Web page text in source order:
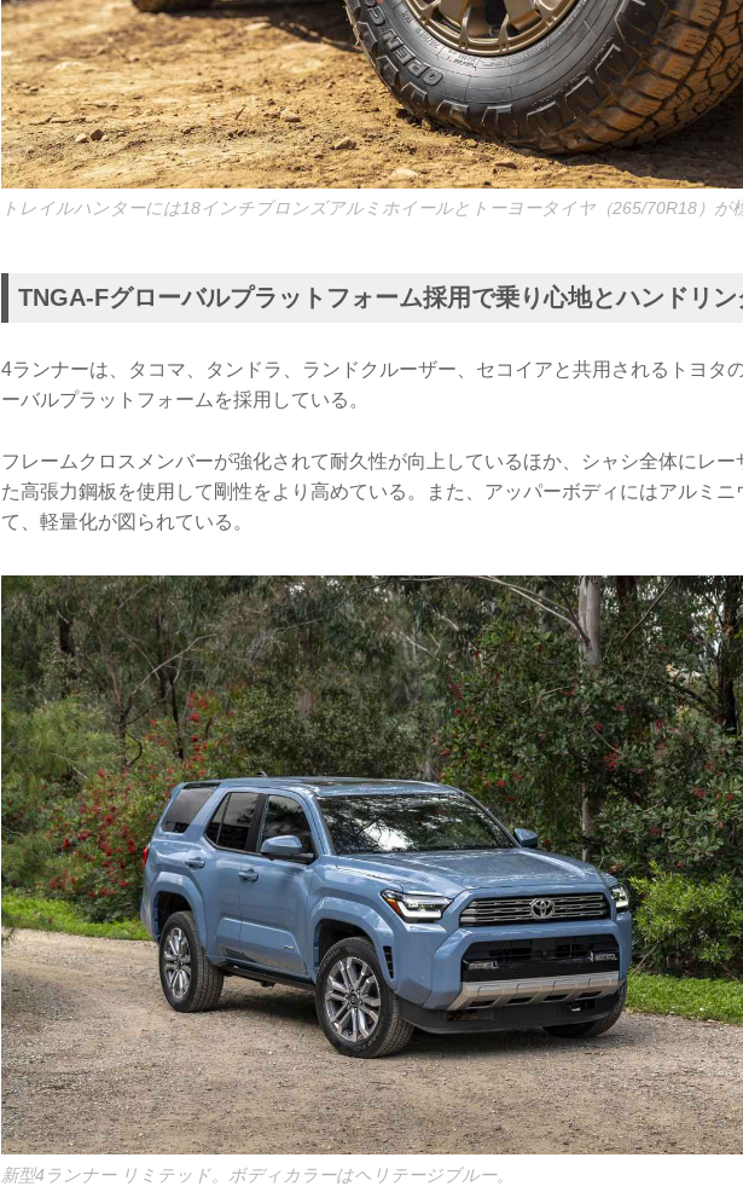
トレイルハンターには18インチブロンズアルミホイールとトーヨータイヤ（265/70R18）が標
TNGA-Fグローバルプラットフォーム採用で乗り心地とハンドリン
4ランナーは、タコマ、タンドラ、ランドクルーザー、セコイアと共用されるトヨタ
ーバルプラットフォームを採用している。
フレームクロスメンバーが強化されて耐久性が向上しているほか、シャシ全体にレー
た高張力鋼板を使用して剛性をより高めている。また、アッパーボディにはアルミニ
て、軽量化が図られている。
新型4ランナー リミテッド。ボディカラーはヘリテージブルー。